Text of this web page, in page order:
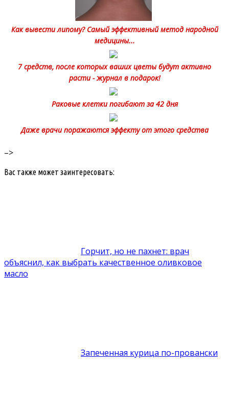
Как вывести липому? Самый эффективный метод народной
медицины...
7 средств, после которых ваших цветы будут активно
расти - журнал в подарок!
Раковые клетки погибают за 42 дня
Даже врачи поражаются эффекту от этого средства
–>
Вас также может заинтересовать:
Горчит, но не пахнет: врач
объяснил, как выбрать качественное оливковое
масло
Запеченная курица по-провански